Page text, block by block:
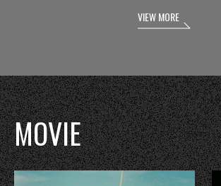
VIEW MORE
MOVIE